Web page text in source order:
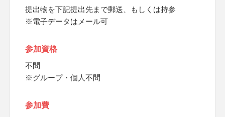
提出物を下記提出先まで郵送、もしくは持参
※電子データはメール可
参加資格
不問
※グループ・個人不問
参加費